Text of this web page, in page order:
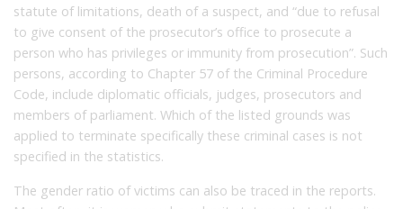
statute of limitations, death of a suspect, and “due to refusal
to give consent of the prosecutor’s office to prosecute a
person who has privileges or immunity from prosecution”. Such
persons, according to Chapter 57 of the Criminal Procedure
Code, include diplomatic officials, judges, prosecutors and
members of parliament. Which of the listed grounds was
applied to terminate specifically these criminal cases is not
specified in the statistics.
The gender ratio of victims can also be traced in the reports.